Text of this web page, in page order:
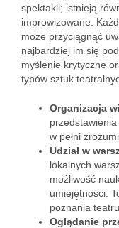
spektakli; istnieją
improwizowane.
może przyciągnąć
najbardziej im się
myślenie krytyczne
typów sztuk
Organizacja
w pełni
Udział w
lokalnych
możliwość
umiejętności.
poznania teatru.
Oglądanie